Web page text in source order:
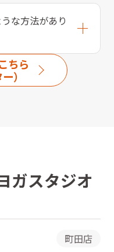
な方法があり
ちら
）
ガスタジオ
町田店